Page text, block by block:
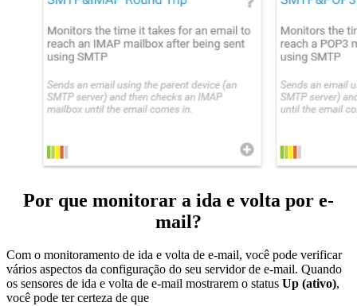
Por que monitorar a ida e volta por e-
mail?
Com o monitoramento de ida e volta de e-mail, você pode verificar
vários aspectos da configuração do seu servidor de e-mail. Quando
os sensores de ida e volta de e-mail mostrarem o status Up (ativo),
você pode ter certeza de que